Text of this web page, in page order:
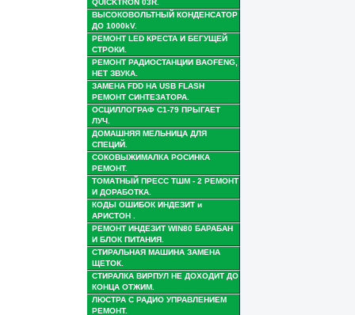
QUICKTRON 03R.
ВЫСОКОВОЛЬТНЫЙ КОНДЕНСАТОР
ДО 1000kV.
РЕМОНТ LED КРЕСТА И БЕГУЩЕЙ
СТРОКИ.
РЕМОНТ РАДИОСТАНЦИИ BAOFENG,
НЕТ ЗВУКА.
ЗАМЕНА FDD НА USB FLASH
РЕМОНТ СИНТЕЗАТОРА.
ОСЦИЛЛОГРАФ С1-79 ПРЫГАЕТ
ЛУЧ.
ДОМАШНЯЯ МЕЛЬНИЦА ДЛЯ
СПЕЦИЙ.
СОКОВЫЖИМАЛКА РОСИНКА
РЕМОНТ.
ТОМАТНЫЙ ПРЕСС ТШМ - 2 РЕМОНТ
И ДОРАБОТКА.
КОДЫ ОШИБОК ИНДЕЗИТ и
АРИСТОН .
РЕМОНТ ИНДЕЗИТ WIN80 БАРАБАН
И БЛОК ПИТАНИЯ.
СТИРАЛЬНАЯ МАШИНА ЗАМЕНА
ЩЕТОК.
СТИРАЛКА ВИРПУЛ НЕ ДОХОДИТ ДО
КОНЦА ОТЖИМ.
ЛЮСТРА С РАДИО УПРАВЛЕНИЕМ
РЕМОНТ.